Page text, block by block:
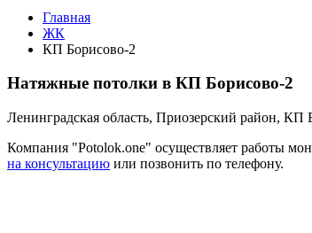
Главная
ЖК
КП Борисово-2
Натяжные потолки в КП Борисово-2
Ленинградская область, Приозерский район, КП
Компания "Potolok.one" осуществляет работы
на консультацию или позвонить по телефону.